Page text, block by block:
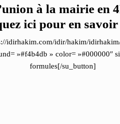
à la mairie en
ici pour en
idirhakim.com/idir/hakim/
»#f4b4db » color= »#000000″
formules[/su_button]